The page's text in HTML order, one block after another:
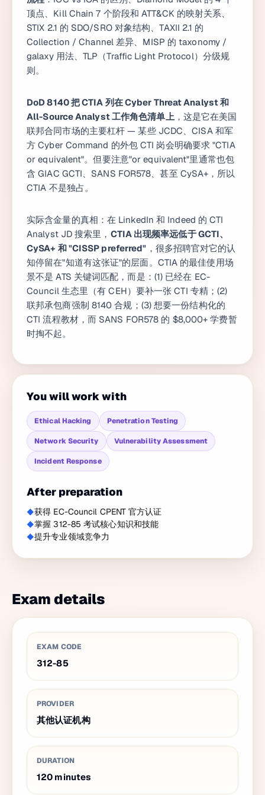
顶点、Kill Chain 7 个阶段和 ATT&CK 的映射关系、
STIX 2.1 的 SDO/SRO 对象结构、TAXII 2.1 的
Collection / Channel 差异、MISP 的 taxonomy /
galaxy 用法、TLP（Traffic Light Protocol）分级规
则。
DoD 8140 把 CTIA 列在 Cyber Threat Analyst 和
All-Source Analyst 工作角色清单上，这是它在美国
联邦合同市场的主要杠杆 — 某些 JCDC、CISA 和军
方 Cyber Command 的外包 CTI 岗会明确要求 "CTIA
or equivalent"。但要注意"or equivalent"里通常也包
含 GIAC GCTI、SANS FOR578、甚至 CySA+，所以
CTIA 不是独占。
实际含金量的真相：在 LinkedIn 和 Indeed 的 CTI
Analyst JD 搜索里， CTIA 出现频率远低于 GCTI、
CySA+ 和 "CISSP preferred" ，很多招聘官对它的认
知停留在"知道有这张证"的层面。CTIA 的最佳使用场
景不是 ATS 关键词匹配，而是：(1) 已经在 EC-
Council 生态里（有 CEH）要补一张 CTI 专精；(2)
联邦承包商强制 8140 合规；(3) 想要一份结构化的
CTI 流程教材，而 SANS FOR578 的 $8,000+ 学费暂
时掏不起。
You will work with
Ethical Hacking Penetration Testing
Network Security Vulnerability Assessment
Incident Response
After preparation
获得 EC-Council CPENT 官方认证
掌握 312-85 考试核心知识和技能
提升专业领域竞争力
Exam details
EXAM CODE
312-85
PROVIDER
其他认证机构
DURATION
120 minutes